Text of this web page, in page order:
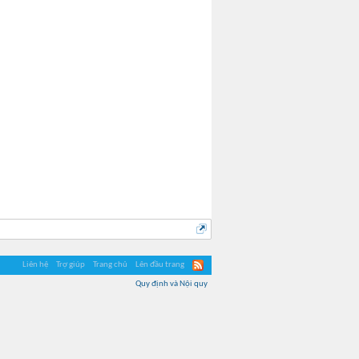
Liên hệ Trợ giúp Trang chủ Lên đầu trang
Quy định và Nội quy